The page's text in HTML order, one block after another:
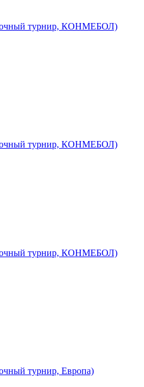
турнир, КОНМЕБОЛ)
турнир, КОНМЕБОЛ)
турнир, КОНМЕБОЛ)
турнир, Европа)